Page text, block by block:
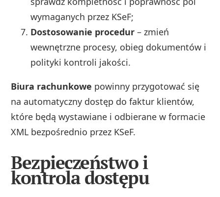
wymaganych przez KSeF;
Dostosowanie procedur – zmień
wewnętrzne procesy, obieg dokumentów i
polityki kontroli jakości.
Biura rachunkowe powinny przygotować się
na automatyczny dostęp do faktur klientów,
które będą wystawiane i odbierane w formacie
XML bezpośrednio przez KSeF.
Bezpieczeństwo i
kontrola dostępu